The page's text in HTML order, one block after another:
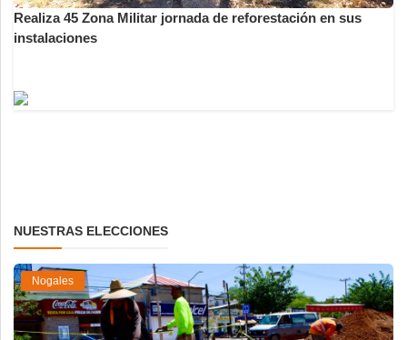
Realiza 45 Zona Militar jornada de reforestación en sus
instalaciones
NUESTRAS ELECCIONES
Nogales